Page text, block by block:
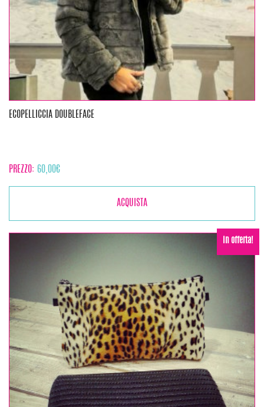
ECOPELLICCIA DOUBLEFACE
PREZZO: 60,00€
ACQUISTA
In offerta!